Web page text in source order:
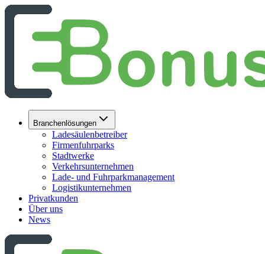
Branchenlösungen
Ladesäulenbetreiber
Firmenfuhrparks
Stadtwerke
Verkehrsunternehmen
Lade- und Fuhrparkmanagement
Logistikunternehmen
Privatkunden
Über uns
News